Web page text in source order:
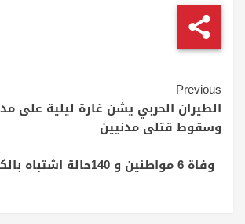
Continue
Reading
Previous
الطيران الحربي يشن غارة ليلية على
وسقوط قتلى مدنيين
وفاة 6 مواطنين و 140حالة